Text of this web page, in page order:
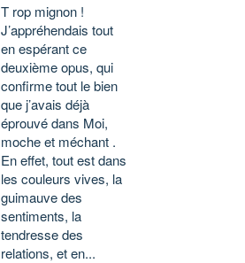
T rop mignon !
J’appréhendais tout
en espérant ce
deuxième opus, qui
confirme tout le bien
que j’avais déjà
éprouvé dans Moi,
moche et méchant .
En effet, tout est dans
les couleurs vives, la
guimauve des
sentiments, la
tendresse des
relations, et en...